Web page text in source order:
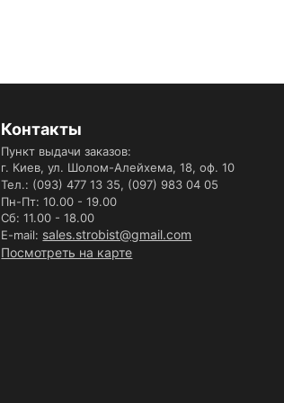
Контакты
Пункт выдачи заказов:
г. Киев, ул. Шолом-Алейхема, 18, оф. 10
Тел.: (093) 477 13 35, (097) 983 04 05
Пн-Пт: 10.00 - 19.00
Сб: 11.00 - 18.00
E-mail: sales.strobist@gmail.com
Посмотреть на карте